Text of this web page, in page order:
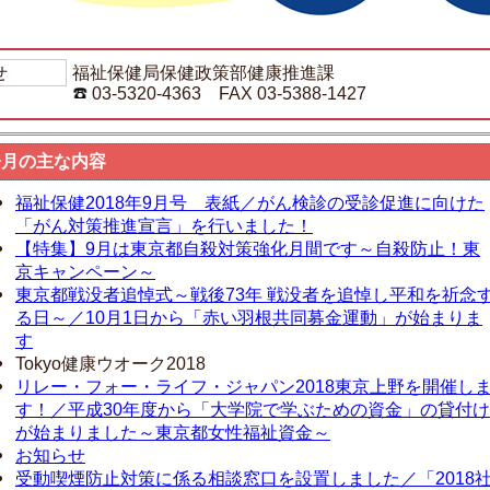
福祉保健局保健政策部健康推進課
03-5320-4363 FAX 03-5388-1427
の主な内容
福祉保健2018年9月号 表紙／がん検診の受診促進に向けた
「がん対策推進宣言」を行いました！
【特集】9月は東京都自殺対策強化月間です～自殺防止！東
京キャンペーン～
東京都戦没者追悼式～戦後73年 戦没者を追悼し平和を祈念
る日～／10月1日から「赤い羽根共同募金運動」が始まりま
す
Tokyo健康ウオーク2018
リレー・フォー・ライフ・ジャパン2018東京上野を開催しま
す！／平成30年度から「大学院で学ぶための資金」の貸付け
が始まりました～東京都女性福祉資金～
お知らせ
受動喫煙防止対策に係る相談窓口を設置しました／「2018社